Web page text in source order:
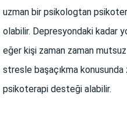
uzman bir psikologtan
olabilir. Depresyondaki kadar
eğer kişi zaman zaman
stresle başaçıkma konusunda
psikoterapi desteği alabilir.